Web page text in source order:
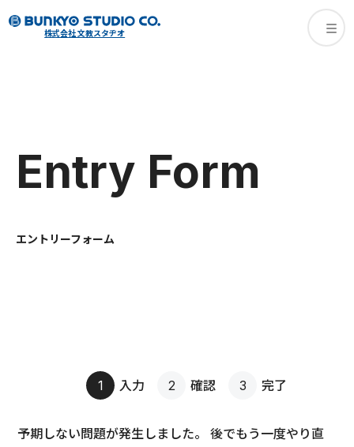
株式会社 文教スタヂオ
Entry Form
エントリーフォーム
入力 確認 完了
予期しない問題が発生しました。 後でもう一度やり直